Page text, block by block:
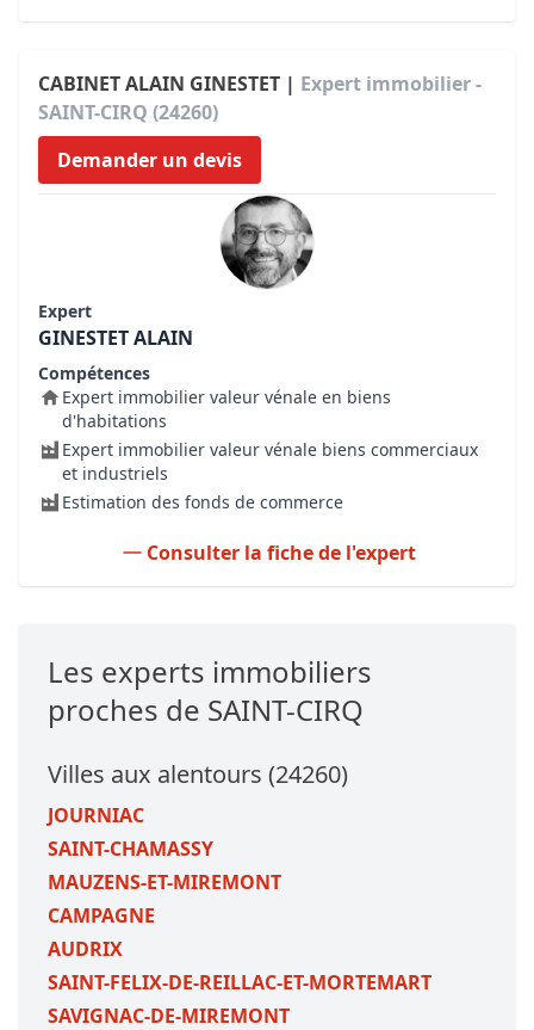
CABINET ALAIN GINESTET | Expert immobilier -
SAINT-CIRQ (24260)
Demander un devis
Expert
GINESTET ALAIN
Compétences
Expert immobilier valeur vénale en biens
d'habitations
Expert immobilier valeur vénale biens commerciaux
et industriels
Estimation des fonds de commerce
Consulter la fiche de l'expert
Les experts immobiliers
proches de SAINT-CIRQ
Villes aux alentours (24260)
JOURNIAC
SAINT-CHAMASSY
MAUZENS-ET-MIREMONT
CAMPAGNE
AUDRIX
SAINT-FELIX-DE-REILLAC-ET-MORTEMART
SAVIGNAC-DE-MIREMONT